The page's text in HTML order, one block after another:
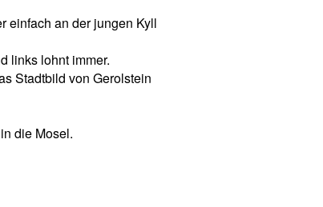
einfach an der jungen Kyll
links lohnt immer.
Stadtbild von Gerolstein
die Mosel.